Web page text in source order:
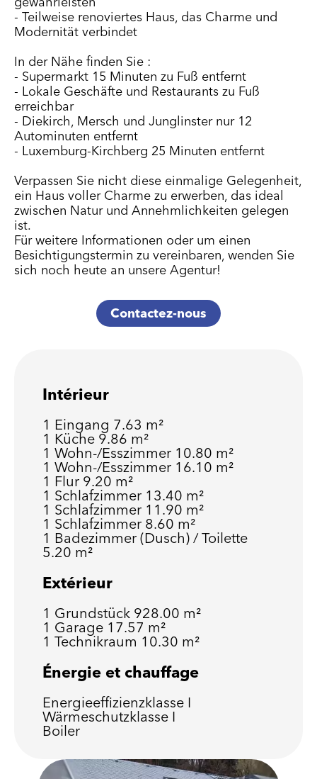
- Teilweise renoviertes Haus, das Charme und
Modernität verbindet
In der Nähe finden Sie :
- Supermarkt 15 Minuten zu Fuß entfernt
- Lokale Geschäfte und Restaurants zu Fuß
erreichbar
- Diekirch, Mersch und Junglinster nur 12
Autominuten entfernt
- Luxemburg-Kirchberg 25 Minuten entfernt
Verpassen Sie nicht diese einmalige Gelegenheit,
ein Haus voller Charme zu erwerben, das ideal
zwischen Natur und Annehmlichkeiten gelegen
ist.
Für weitere Informationen oder um einen
Besichtigungstermin zu vereinbaren, wenden Sie
sich noch heute an unsere Agentur!
Contactez-nous
Intérieur
1 Eingang 7.63 m²
1 Küche 9.86 m²
1 Wohn-/Esszimmer 10.80 m²
1 Wohn-/Esszimmer 16.10 m²
1 Flur 9.20 m²
1 Schlafzimmer 13.40 m²
1 Schlafzimmer 11.90 m²
1 Schlafzimmer 8.60 m²
1 Badezimmer (Dusch) / Toilette
5.20 m²
Extérieur
1 Grundstück 928.00 m²
1 Garage 17.57 m²
1 Technikraum 10.30 m²
Énergie et chauffage
Energieeffizienzklasse I
Wärmeschutzklasse I
Boiler